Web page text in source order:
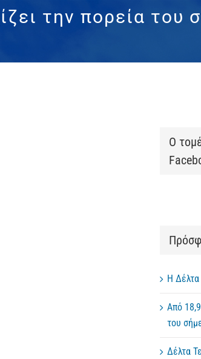
την πορεία του
Ο
Η
Από
του
Δέλτα